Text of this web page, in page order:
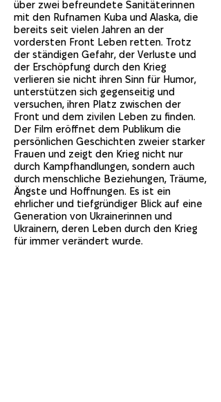
über zwei befreundete Sanitäterinnen
mit den Rufnamen Kuba und Alaska, die
bereits seit vielen Jahren an der
vordersten Front Leben retten. Trotz
der ständigen Gefahr, der Verluste und
der Erschöpfung durch den Krieg
verlieren sie nicht ihren Sinn für Humor,
unterstützen sich gegenseitig und
versuchen, ihren Platz zwischen der
Front und dem zivilen Leben zu finden.
Der Film eröffnet dem Publikum die
persönlichen Geschichten zweier starker
Frauen und zeigt den Krieg nicht nur
durch Kampfhandlungen, sondern auch
durch menschliche Beziehungen, Träume,
Ängste und Hoffnungen. Es ist ein
ehrlicher und tiefgründiger Blick auf eine
Generation von Ukrainerinnen und
Ukrainern, deren Leben durch den Krieg
für immer verändert wurde.